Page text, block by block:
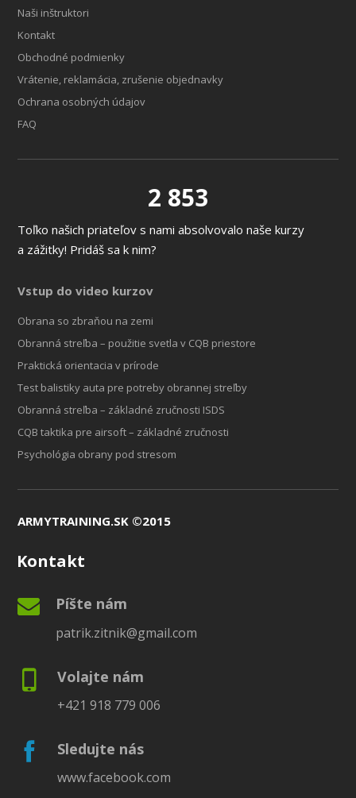
Naši inštruktori
Kontakt
Obchodné podmienky
Vrátenie, reklamácia, zrušenie objednavky
Ochrana osobných údajov
FAQ
2 853
Toľko našich priateľov s nami absolvovalo naše kurzy
a zážitky! Pridáš sa k nim?
Vstup do video kurzov
Obrana so zbraňou na zemi
Obranná streľba – použitie svetla v CQB priestore
Praktická orientacia v prírode
Test balistiky auta pre potreby obrannej streľby
Obranná streľba – základné zručnosti ISDS
CQB taktika pre airsoft – základné zručnosti
Psychológia obrany pod stresom
ARMYTRAINING.SK ©2015
Kontakt
Píšte nám
patrik.zitnik@gmail.com
Volajte nám
+421 918 779 006
Sledujte nás
www.facebook.com